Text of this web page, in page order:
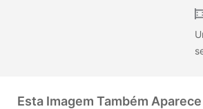
Esta Imagem Também